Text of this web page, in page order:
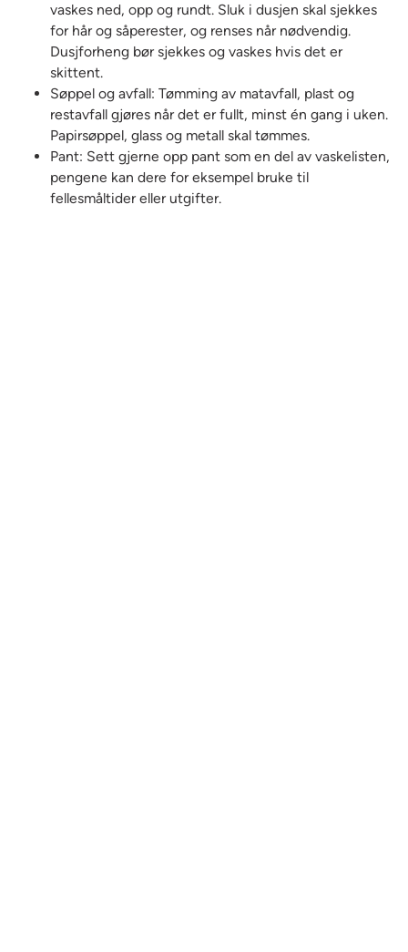
vaskes ned, opp og rundt. Sluk i dusjen skal sjekkes
for hår og såperester, og renses når nødvendig.
Dusjforheng bør sjekkes og vaskes hvis det er
skittent.
Søppel og avfall: Tømming av matavfall, plast og
restavfall gjøres når det er fullt, minst én gang i uken.
Papirsøppel, glass og metall skal tømmes.
Pant: Sett gjerne opp pant som en del av vaskelisten,
pengene kan dere for eksempel bruke til
fellesmåltider eller utgifter.